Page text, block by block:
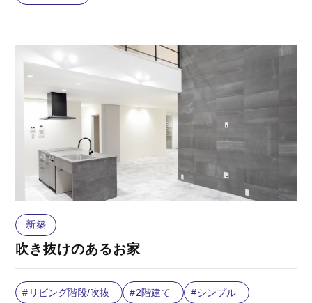
新築
吹き抜けのあるお家
リビング階段/吹抜 2階建て
シンプル